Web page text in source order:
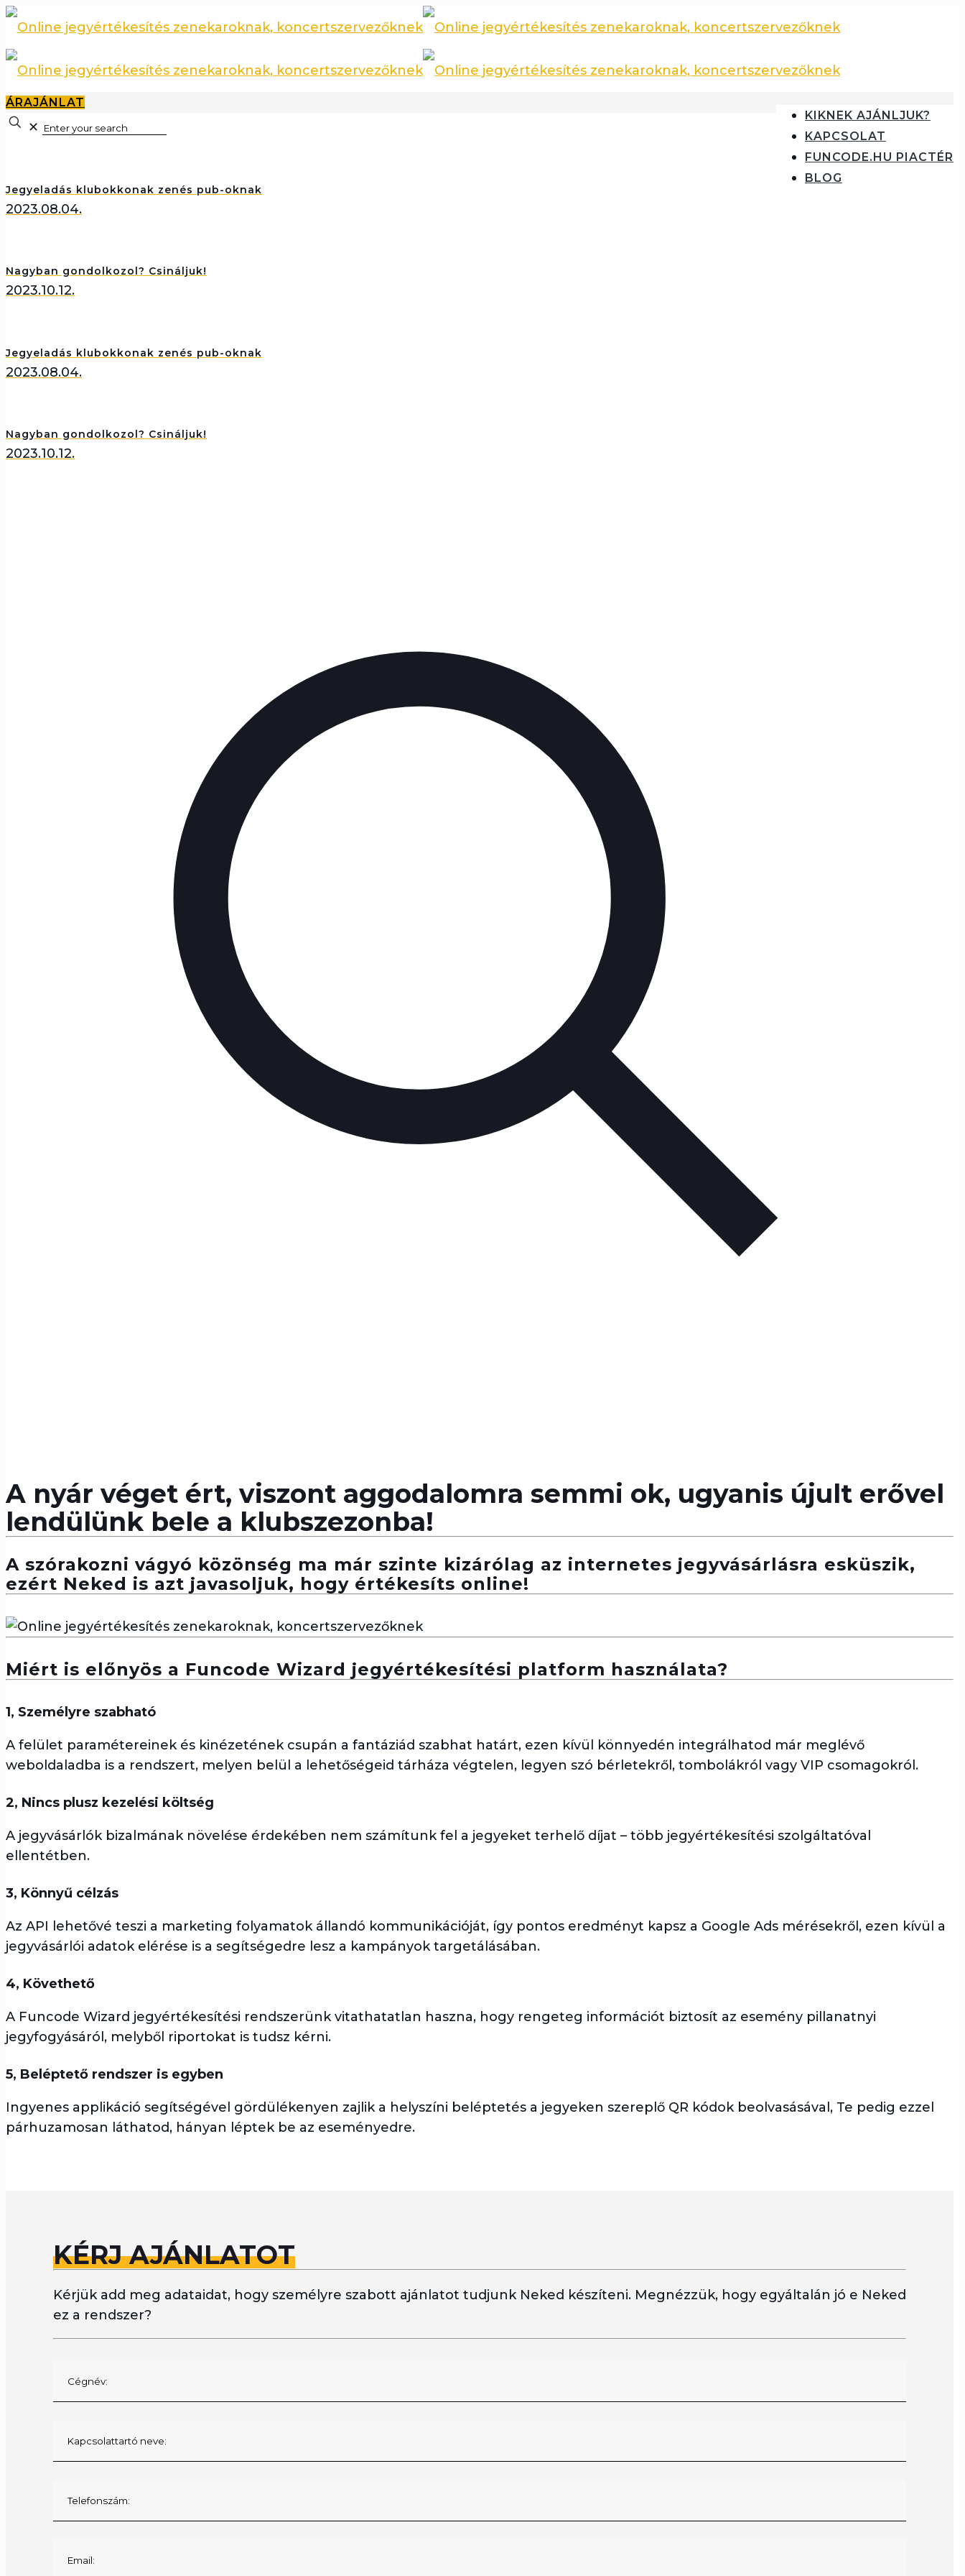
KIKNEK AJÁNLJUK?
KAPCSOLAT
FUNCODE.HU PIACTÉR
BLOG
ÁRAJÁNLAT
✕
Jegyeladás klubokkonak zenés pub-oknak
2023.08.04.
Nagyban gondolkozol? Csináljuk!
2023.10.12.
Jegyeladás klubokkonak zenés pub-oknak
2023.08.04.
Nagyban gondolkozol? Csináljuk!
2023.10.12.
A nyár véget ért, viszont aggodalomra semmi ok, ugyanis újult erővel
lendülünk bele a klubszezonba!
A szórakozni vágyó közönség ma már szinte kizárólag az internetes jegyvásárlásra esküszik,
ezért Neked is azt javasoljuk, hogy értékesíts online!
Miért is előnyös a Funcode Wizard jegyértékesítési platform használata?
1, Személyre szabható
A felület paramétereinek és kinézetének csupán a fantáziád szabhat határt, ezen kívül könnyedén integrálhatod már meglévő
weboldaladba is a rendszert, melyen belül a lehetőségeid tárháza végtelen, legyen szó bérletekről, tombolákról vagy VIP csomagokról.
2, Nincs plusz kezelési költség
A jegyvásárlók bizalmának növelése érdekében nem számítunk fel a jegyeket terhelő díjat – több jegyértékesítési szolgáltatóval
ellentétben.
3, Könnyű célzás
Az API lehetővé teszi a marketing folyamatok állandó kommunikációját, így pontos eredményt kapsz a Google Ads mérésekről, ezen kívül a
jegyvásárlói adatok elérése is a segítségedre lesz a kampányok targetálásában.
4, Követhető
A Funcode Wizard jegyértékesítési rendszerünk vitathatatlan haszna, hogy rengeteg információt biztosít az esemény pillanatnyi
jegyfogyásáról, melyből riportokat is tudsz kérni.
5, Beléptető rendszer is egyben
Ingyenes applikáció segítségével gördülékenyen zajlik a helyszíni beléptetés a jegyeken szereplő QR kódok beolvasásával, Te pedig ezzel
párhuzamosan láthatod, hányan léptek be az eseményedre.
KÉRJ AJÁNLATOT
Kérjük add meg adataidat, hogy személyre szabott ajánlatot tudjunk Neked készíteni. Megnézzük, hogy egyáltalán jó e Neked
ez a rendszer?